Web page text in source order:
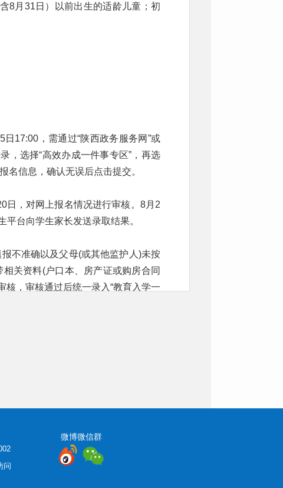
8月31日）以前出生的适龄儿童；初
17:00，需通过“陕西政务服务网”或
，选择“高效办成一件事专区”，再选
名信息，确认无误后点击提交。
日，对网上报名情况进行审核。8月2
平台向学生家长发送录取结果。
不准确以及父母(或其他监护人)未按
关资料(户口本、房产证或购房合同
，审核通过后统一录入“教育入学一
问
微博微信群